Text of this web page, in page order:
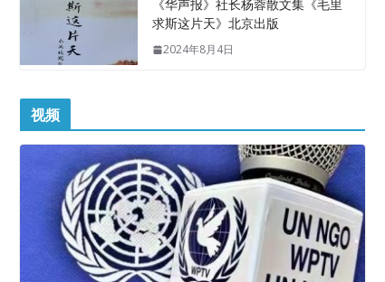
《华声报》社长杨蓉散文集《毛里
求斯这片天》北京出版
2024年8月4日
视频